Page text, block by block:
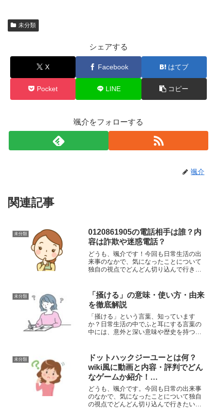
未分類
シェアする
X Facebook はてブ
Pocket LINE コピー
颯介をフォローする
颯介
関連記事
未分類
0120861905の電話相手は誰？内
容は詐欺や迷惑電話？
どうも、颯介です！今回も日常生活の出
来事のなかで、気になったことについて
独自の視点でどんどん切り込んで行きた
0120861905からの電話の相手が誰なのか
ということにつ...
未分類
「掻ける」の意味・使い方・由来
を徹底解説
「掻ける」という言葉、知っています
か？日常生活の中でふと耳にする言葉の
中には、意外と深い意味や歴史を持つも
際の行動を表すだけでなく、文脈によっ
ては比喩的な使われ方をする...
未分類
ドットハックジーユーとは何？
wiki風に動画と内容・評判でどん
なゲームか紹介！
※「.hack//G.U.」
どうも、颯介です。今回も日常の出来事
のなかで、気になったことについて独自
の視点でどんどん切り込んで行きたいと